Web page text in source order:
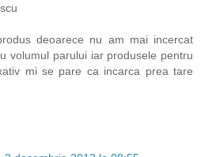
deoarece nu am mai incercat
volumul parului iar produsele pentru
mi se pare ca incarca prea tare